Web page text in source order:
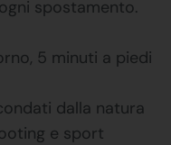
spostamento.
5 minuti a piedi
dalla natura
e sport